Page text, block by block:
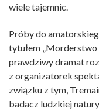
wiele tajemnic.
Próby do
tytułem „Morderstwo
prawdziwy dramat
z organizatorek
związku z tym,
badacz ludzkiej